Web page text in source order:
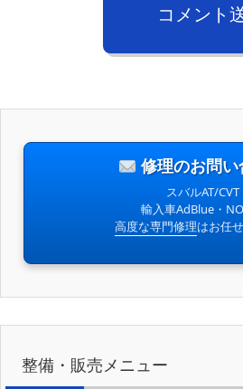
コメント
修理のお問い
スバルAT/CVT
輸入車AdBlue・
高度な専門修理はお任
整備・販売メニュー